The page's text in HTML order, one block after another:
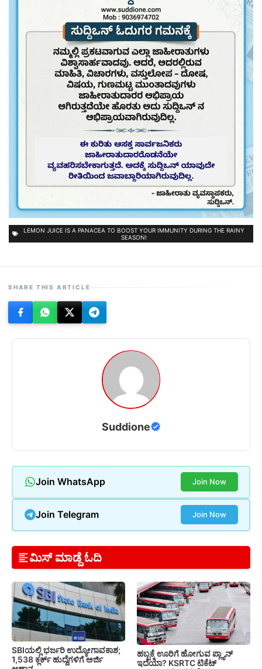
LEMON JUICE IS A PANACEA TO BOOST YOUR IMMUNITY DURING THE RAINY
SEASON!
SHARE THIS ARTICLE
Suddione
Join WhatsApp Join Now
Join Telegram Join Now
ಮಿಸ್ ಮಾಡ್ದೆ ಓದಿ
SBIಯಲ್ಲಿ ಭರ್ಜರಿ ಉದ್ಯೋಗಾವಕಾಶ;
1,538 ಕ್ಲರ್ಕ್ ಹುದ್ದೆಗಳಿಗೆ ಅರ್ಜಿ
ಹಬ್ಬಕ್ಕೆ ಊರಿಗೆ ಹೋಗುವ ಪ್ಲ್ಯಾನ್
ಇದೆಯಾ? KSRTC ಟಿಕೆಟ್